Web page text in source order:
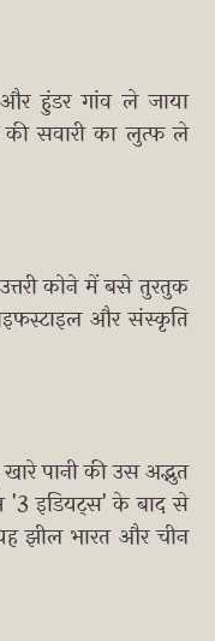
और हुंडर गांव ले जाया
सवारी का लुत्फ ले
कोने में बसे तुरतुक
और संस्कृति
पानी की उस अद्भुत
'3 इडियट्स' के बाद से
झील भारत और चीन